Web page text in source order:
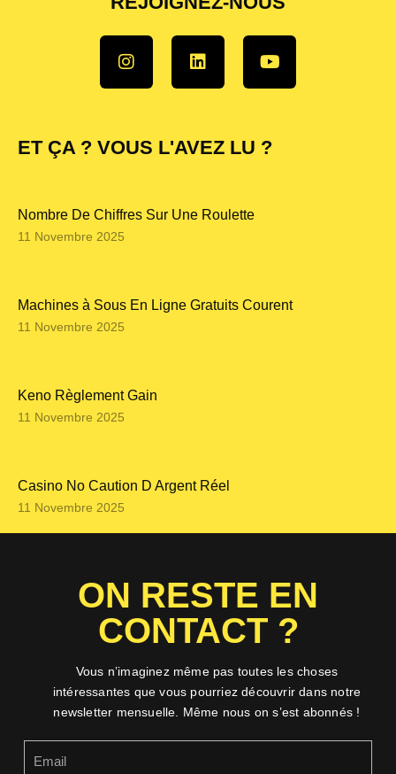
ET ÇA ? VOUS L'AVEZ LU ?
Nombre De Chiffres Sur Une Roulette
11 Novembre 2025
Machines à Sous En Ligne Gratuits Courent
11 Novembre 2025
Keno Règlement Gain
11 Novembre 2025
Casino No Caution D Argent Réel
11 Novembre 2025
ON RESTE EN
CONTACT ?
Vous n’imaginez même pas toutes les choses
intéressantes que vous pourriez découvrir dans notre
newsletter mensuelle. Même nous on s’est abonnés !